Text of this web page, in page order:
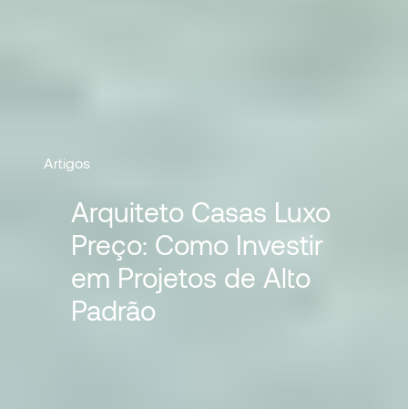
Artigos
Arquiteto Casas Luxo
Preço: Como Investir
em Projetos de Alto
Padrão